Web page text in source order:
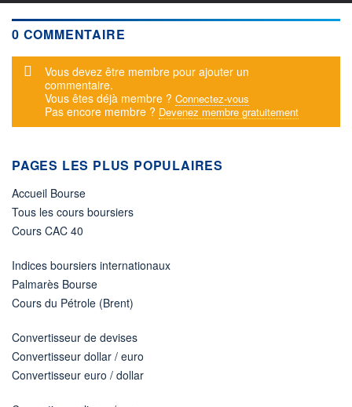
0 COMMENTAIRE
Message d'alerte
Vous devez être membre pour ajouter un
commentaire.
Vous êtes déjà membre ? Connectez-vous
Pas encore membre ? Devenez membre gratuitement
PAGES LES PLUS POPULAIRES
Accueil Bourse
Tous les cours boursiers
Cours CAC 40
Indices boursiers internationaux
Palmarès Bourse
Cours du Pétrole (Brent)
Convertisseur de devises
Convertisseur dollar / euro
Convertisseur euro / dollar